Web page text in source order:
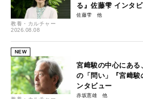
教養・カルチャー
2026.08.08
る』佐藤雫 インタ
佐藤雫
NEW
宮﨑駿の中心にあ
の「問い」『宮﨑駿
ンタビュー
赤坂憲雄